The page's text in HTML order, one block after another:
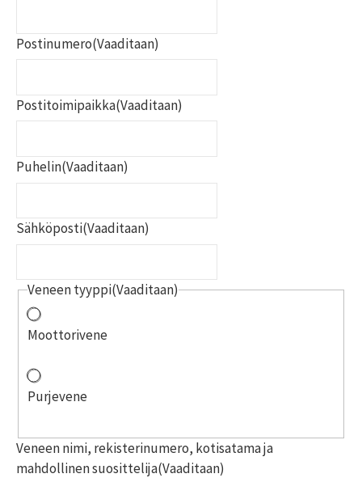
Postinumero(Vaaditaan)
Postitoimipaikka(Vaaditaan)
Puhelin(Vaaditaan)
Sähköposti(Vaaditaan)
Veneen tyyppi(Vaaditaan)
Moottorivene
Purjevene
Veneen nimi, rekisterinumero, kotisatama ja
mahdollinen suosittelija(Vaaditaan)